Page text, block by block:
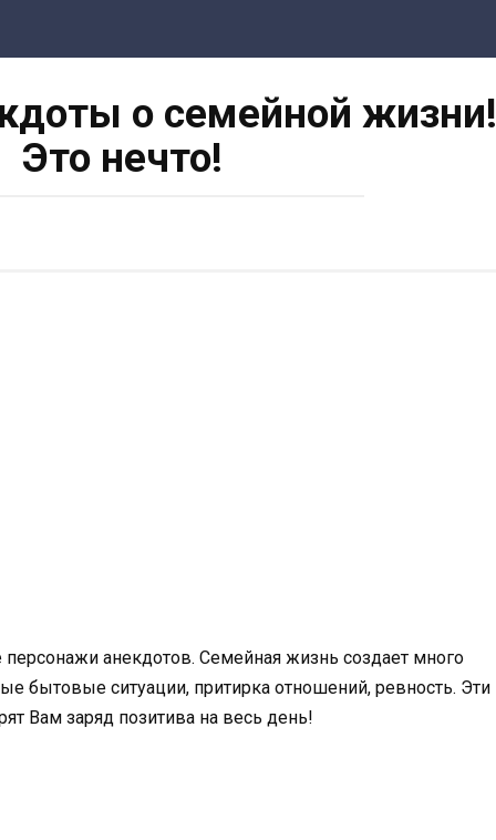
о семейной жизни!
Это нечто!
анекдотов. Семейная жизнь создает много
бытовые ситуации, притирка отношений, ревность. Эти
Вам заряд позитива на весь день!